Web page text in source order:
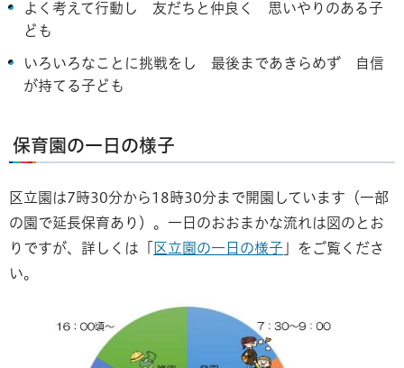
よく考えて行動し 友だちと仲良く 思いやりのある子
ども
いろいろなことに挑戦をし 最後まであきらめず 自信
が持てる子ども
保育園の一日の様子
区立園は7時30分から18時30分まで開園しています（一部
の園で延長保育あり）。一日のおおまかな流れは図のとお
りですが、詳しくは「
区立園の一日の様子 」をご覧くださ
い。